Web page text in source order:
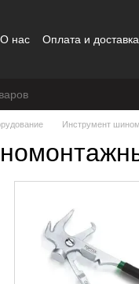
О нас Оплата и доставка
Инструмент